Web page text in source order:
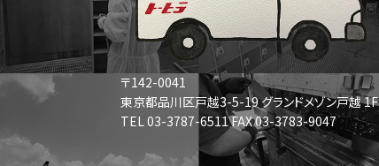
〒142-0041
東京都品川区戸越3-5-19 グランドメゾン戸越 1F
TEL 03-3787-6511 FAX 03-3783-9047